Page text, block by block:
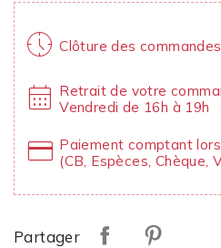
nest_clock_farsight_analog Clôture des
calendar_month Retrait de votre
Vendredi de 16h à 19h
credit_card Paiement comptant
(CB, Espèces, Chèque,
Partager